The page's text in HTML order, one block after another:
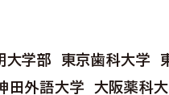
大学部 東京歯科大学
田外語大学
大阪薬科